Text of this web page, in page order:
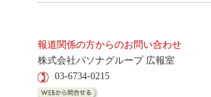
報道関係の方からのお問い合わせ
株式会社パソナグループ 広報室
03-6734-0215